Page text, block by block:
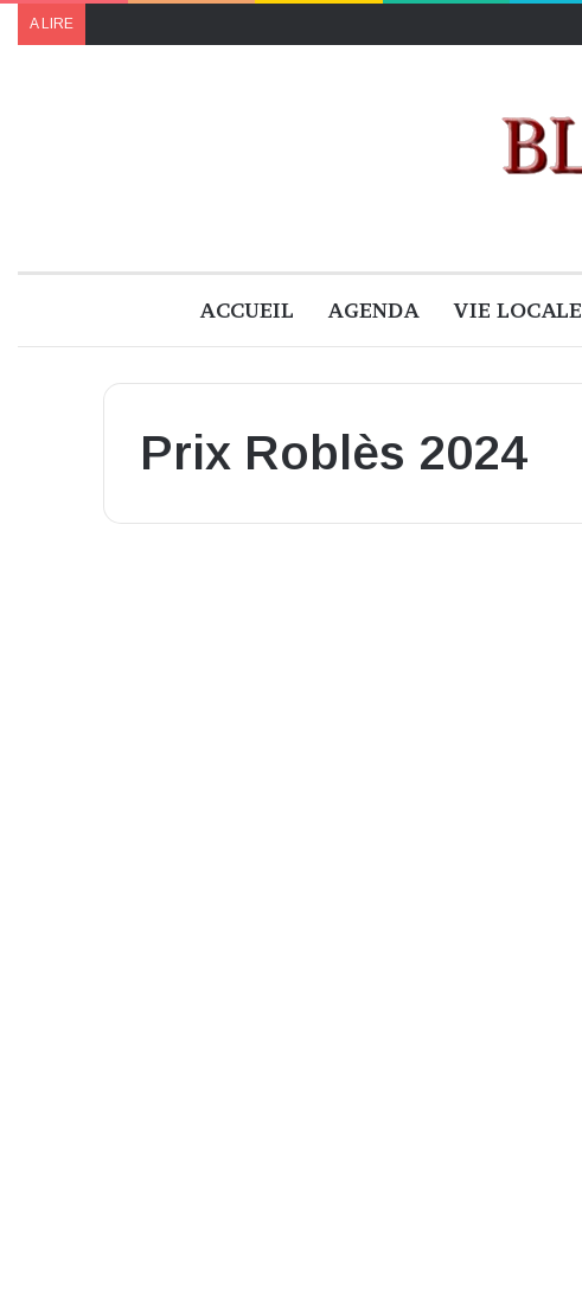
A LIRE
ACCUEIL AGENDA VIE LOCALE
Prix Roblès 2024